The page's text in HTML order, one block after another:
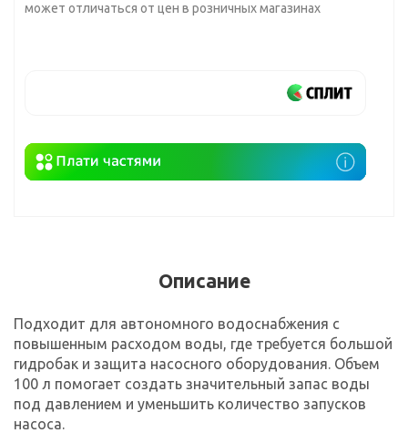
может отличаться от цен в розничных магазинах
Описание
Подходит для автономного водоснабжения с
повышенным расходом воды, где требуется большой
гидробак и защита насосного оборудования. Объем
100 л помогает создать значительный запас воды
под давлением и уменьшить количество запусков
насоса.